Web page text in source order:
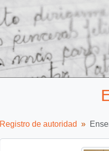
Registro de autoridad